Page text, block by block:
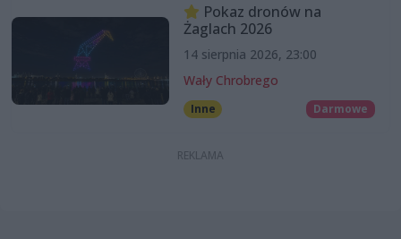
Pokaz dronów na
Żaglach 2026
14 sierpnia 2026, 23:00
Wały Chrobrego
Inne Darmowe